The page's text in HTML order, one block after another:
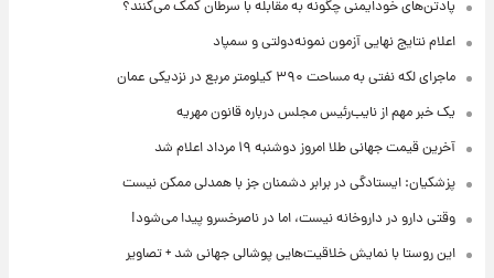
پادتن‌های خودایمنی چگونه به مقابله با سرطان کمک می‌کنند؟
اعلام نتایج نهایی آزمون نمونه‌دولتی و سمپاد
ماجرای لکه نفتی به مساحت ۳۹۰ کیلومتر مربع در نزدیکی عمان
یک خبر مهم از نایب‌رئیس مجلس درباره قانون مهریه
آخرین قیمت جهانی طلا امروز دوشنبه ۱۹ مرداد اعلام شد
پزشکیان: ایستادگی در برابر دشمنان جز با همدلی ممکن نیست
وقتی دارو در داروخانه نیست، اما در ناصرخسرو پیدا می‌شود!
این روستا با نمایش خلاقیت‌هایی پوشالی جهانی شد + تصاویر